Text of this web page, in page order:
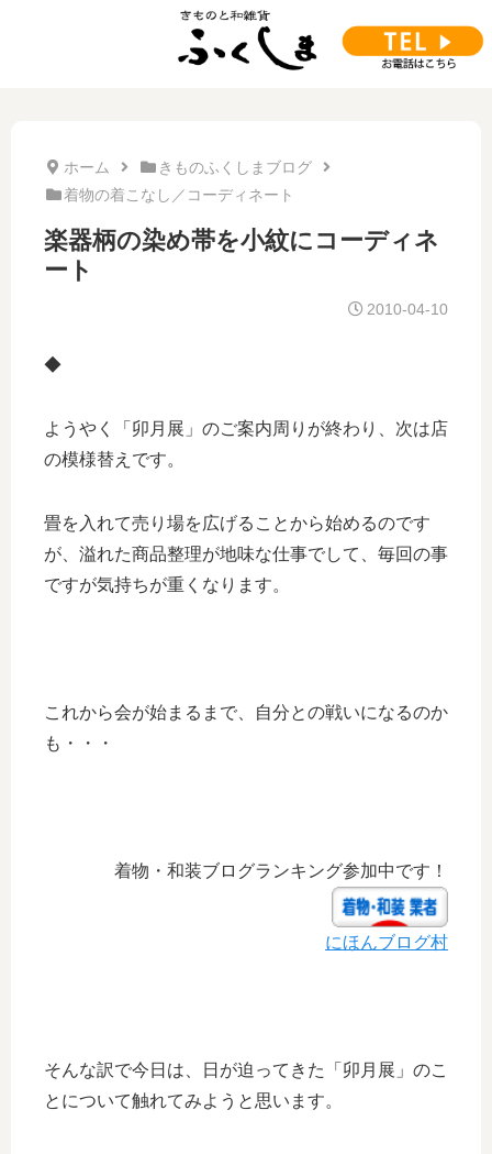
ホーム
きものふくしまブログ
着物の着こなし／コーディネート
楽器柄の染め帯を小紋にコーディネ
ート
2010-04-10
◆
ようやく「卯月展」のご案内周りが終わり、次は店
の模様替えです。
畳を入れて売り場を広げることから始めるのです
が、溢れた商品整理が地味な仕事でして、毎回の事
ですが気持ちが重くなります。
これから会が始まるまで、自分との戦いになるのか
も・・・
着物・和装ブログランキング参加中です！
にほんブログ村
そんな訳で今日は、日が迫ってきた「卯月展」のこ
とについて触れてみようと思います。